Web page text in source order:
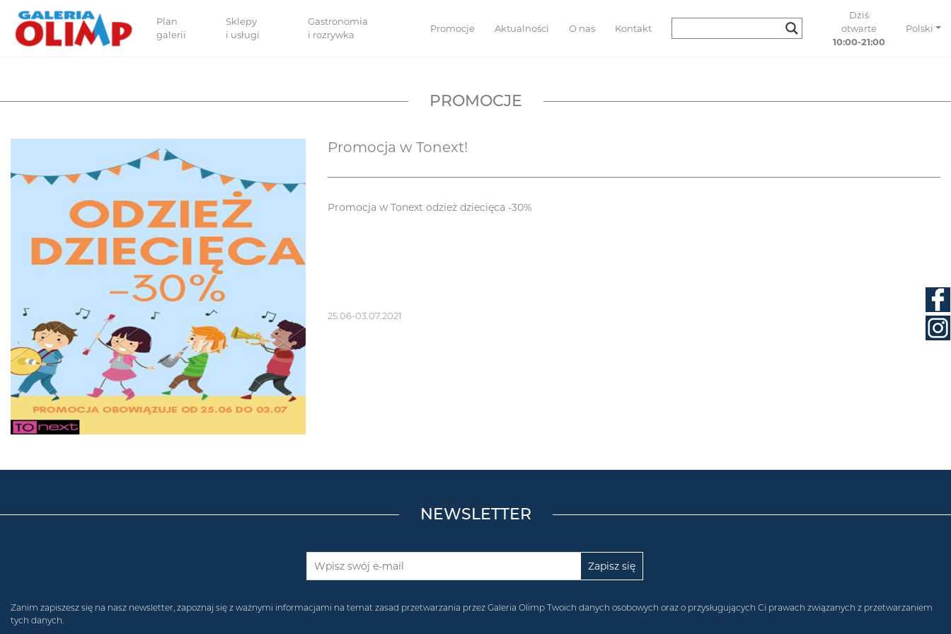
Plan
galerii
Sklepy
i usługi
Gastronomia
i rozrywka
Promocje Aktualności O nas Kontakt
Dziś
otwarte
10:00-21:00
Polski
PROMOCJE
Promocja w Tonext!
Promocja w Tonext odzież dziecięca -30%
25.06-03.07.2021
NEWSLETTER
Zanim zapiszesz się na nasz newsletter, zapoznaj się z ważnymi informacjami na temat zasad przetwarzania przez Galeria Olimp Twoich danych osobowych oraz o przysługujących Ci prawach związanych z przetwarzaniem
tych danych.